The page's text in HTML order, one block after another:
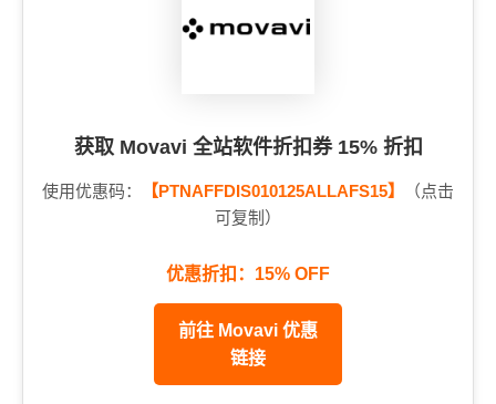
获取 Movavi 全站软件折扣券 15% 折扣
使用优惠码： 【PTNAFFDIS010125ALLAFS15】
（点击
可复制）
优惠折扣：15% OFF
前往 Movavi 优惠
链接